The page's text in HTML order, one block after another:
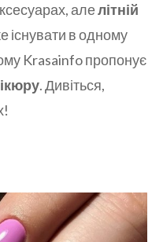
алелітній
існувати в одному
Krasainfo пропонує
. Дивіться,